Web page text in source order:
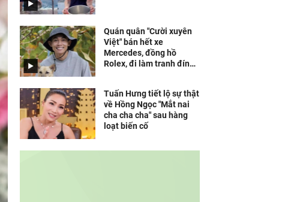
Quán quân "Cười xuyên
Việt" bán hết xe
Mercedes, đồng hồ
Rolex, đi làm tranh đính
Tuấn Hưng tiết lộ sự thật
về Hồng Ngọc "Mắt nai
cha cha cha" sau hàng
loạt biến cố